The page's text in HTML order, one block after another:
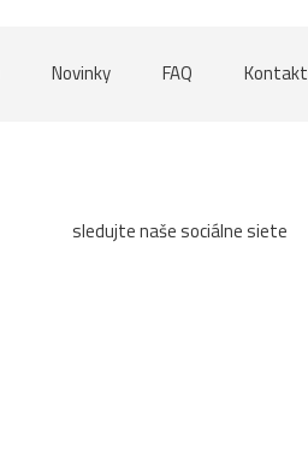
Novinky FAQ Kontakt
sledujte naše sociálne siete